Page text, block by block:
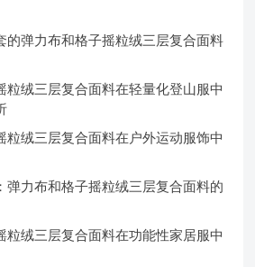
的弹力布和格子摇粒绒三层复合面料
粒绒三层复合面料在轻量化登山服中
粒绒三层复合面料在户外运动服饰中
弹力布和格子摇粒绒三层复合面料的
粒绒三层复合面料在功能性家居服中